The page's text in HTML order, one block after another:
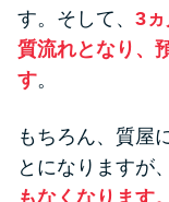
す。そして、 3
質流れとなり、
す。
もちろん、質屋
とになりますが
もなくなります。